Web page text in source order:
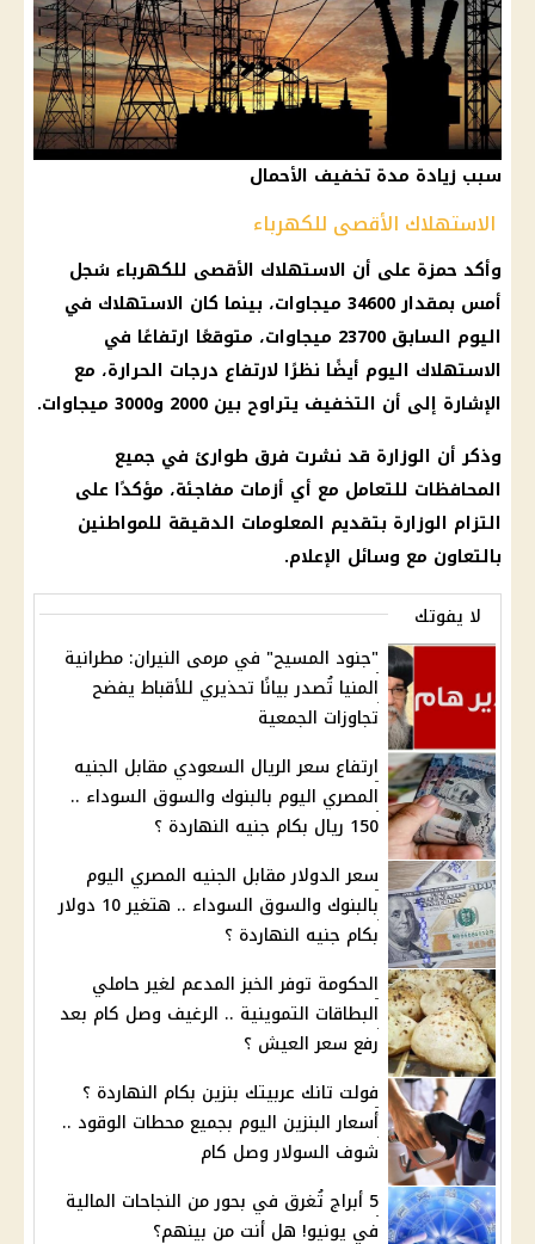
سبب زيادة مدة تخفيف الأحمال
الاستهلاك الأقصى للكهرباء
وأكد حمزة على أن الاستهلاك الأقصى للكهرباء سُجل
أمس بمقدار 34600 ميجاوات، بينما كان الاستهلاك في
اليوم السابق 23700 ميجاوات، متوقعًا ارتفاعًا في
الاستهلاك اليوم أيضًا نظرًا لارتفاع درجات الحرارة، مع
الإشارة إلى أن التخفيف يتراوح بين 2000 و3000 ميجاوات.
وذكر أن الوزارة قد نشرت فرق طوارئ في جميع
المحافظات للتعامل مع أي أزمات مفاجئة، مؤكدًا على
التزام الوزارة بتقديم المعلومات الدقيقة للمواطنين
بالتعاون مع وسائل الإعلام.
لا يفوتك
"جنود المسيح" في مرمى النيران: مطرانية
المنيا تُصدر بيانًا تحذيري للأقباط يفضح
تجاوزات الجمعية
ارتفاع سعر الريال السعودي مقابل الجنيه
المصري اليوم بالبنوك والسوق السوداء ..
150 ريال بكام جنيه النهاردة ؟
سعر الدولار مقابل الجنيه المصري اليوم
بالبنوك والسوق السوداء .. هتغير 10 دولار
بكام جنيه النهاردة ؟
الحكومة توفر الخبز المدعم لغير حاملي
البطاقات التموينية .. الرغيف وصل كام بعد
رفع سعر العيش ؟
فولت تانك عربيتك بنزين بكام النهاردة ؟
أسعار البنزين اليوم بجميع محطات الوقود ..
شوف السولار وصل كام
5 أبراج تُغرق في بحور من النجاحات المالية
في يونيو! هل أنت من بينهم؟